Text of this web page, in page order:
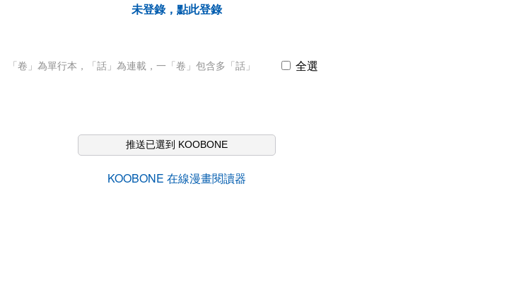
未登錄，點此登錄
「卷」為單行本，「話」為連載，一「卷」包含多「話」 全選
推送已選到 KOOBONE
KOOBONE 在線漫畫閱讀器